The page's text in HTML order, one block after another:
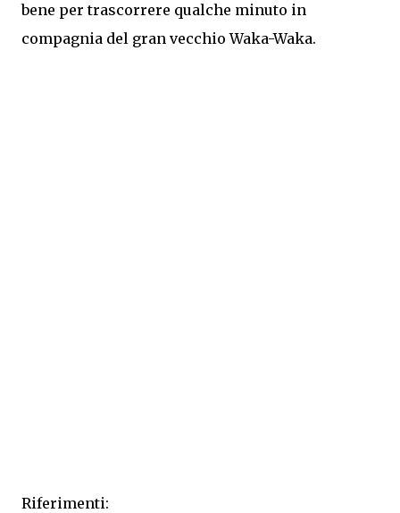
bene per trascorrere qualche minuto in
compagnia del gran vecchio Waka-Waka.
Riferimenti: